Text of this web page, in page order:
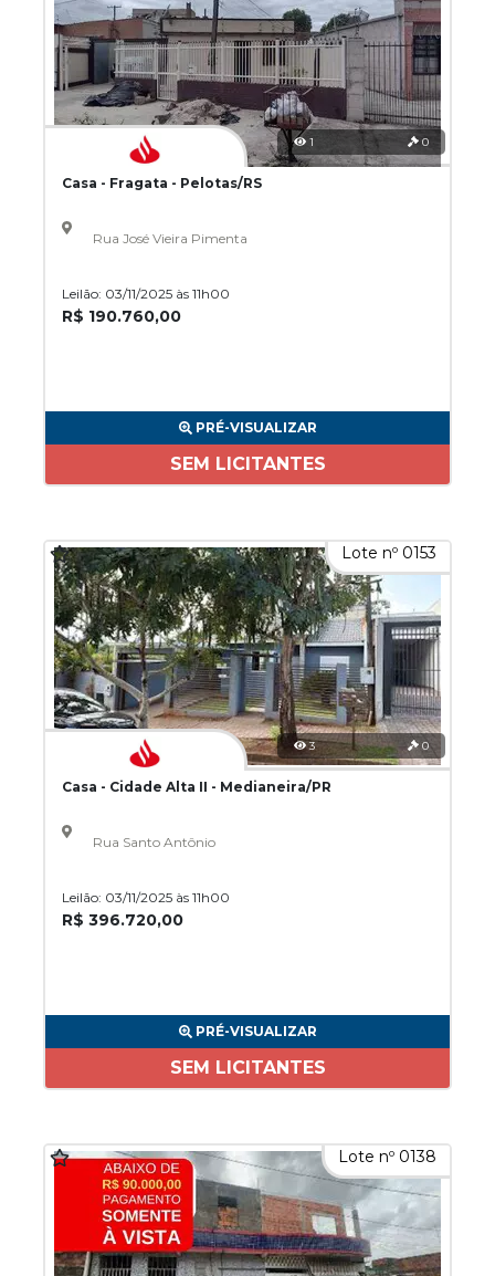
1 0
Casa - Fragata - Pelotas/RS
Rua José Vieira Pimenta
Leilão: 03/11/2025 às 11h00
R$ 190.760,00
PRÉ-VISUALIZAR
SEM LICITANTES
Lote nº 0153
3 0
Casa - Cidade Alta II - Medianeira/PR
Rua Santo Antônio
Leilão: 03/11/2025 às 11h00
R$ 396.720,00
PRÉ-VISUALIZAR
SEM LICITANTES
Lote nº 0138